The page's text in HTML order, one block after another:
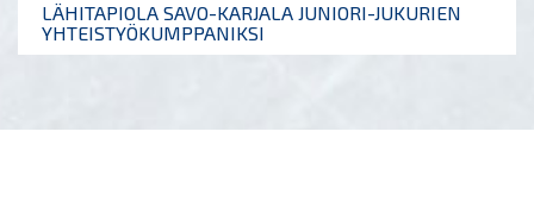
LÄHITAPIOLA SAVO-KARJALA JUNIORI-JUKURIEN
YHTEISTYÖKUMPPANIKSI